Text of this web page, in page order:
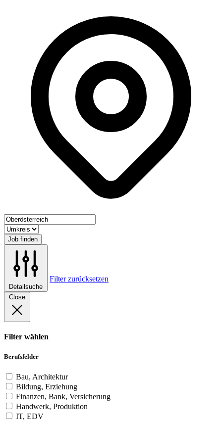
Job finden
Detailsuche
Filter zurücksetzen
Close
Filter wählen
Berufsfelder
Bau, Architektur
Bildung, Erziehung
Finanzen, Bank, Versicherung
Handwerk, Produktion
IT, EDV